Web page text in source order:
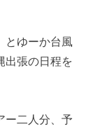
とゆーか台風
出張の日程を
ー二人分、予